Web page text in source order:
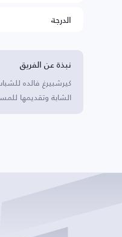
الدرجة
نبذة عن الفريق
كيرشبيرغ فالده
الشابة وتقديمها